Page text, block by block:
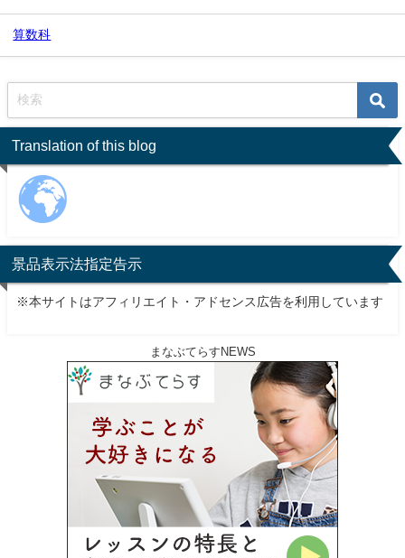
算数科
Translation of this blog
景品表示法指定告示
※本サイトはアフィリエイト・アドセンス広告を利用しています
まなぶてらすNEWS